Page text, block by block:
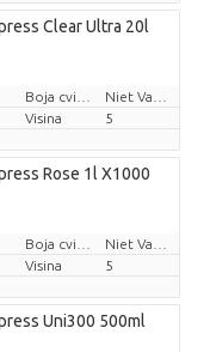
Clear Ultra 20l
Visina 5
Rose 1l X1000
Visina 5
Uni300 500ml